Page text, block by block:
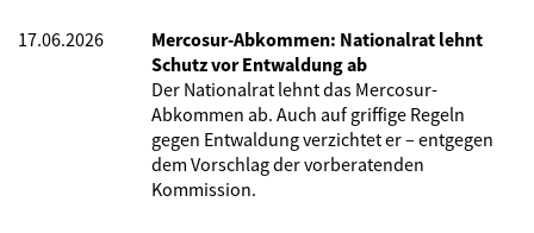
17.06.2026
Mercosur-Abkommen: Nationalrat lehnt
Schutz vor Entwaldung ab
Der Nationalrat lehnt das Mercosur-
Abkommen ab. Auch auf griffige Regeln
gegen Entwaldung verzichtet er – entgegen
dem Vorschlag der vorberatenden
Kommission.